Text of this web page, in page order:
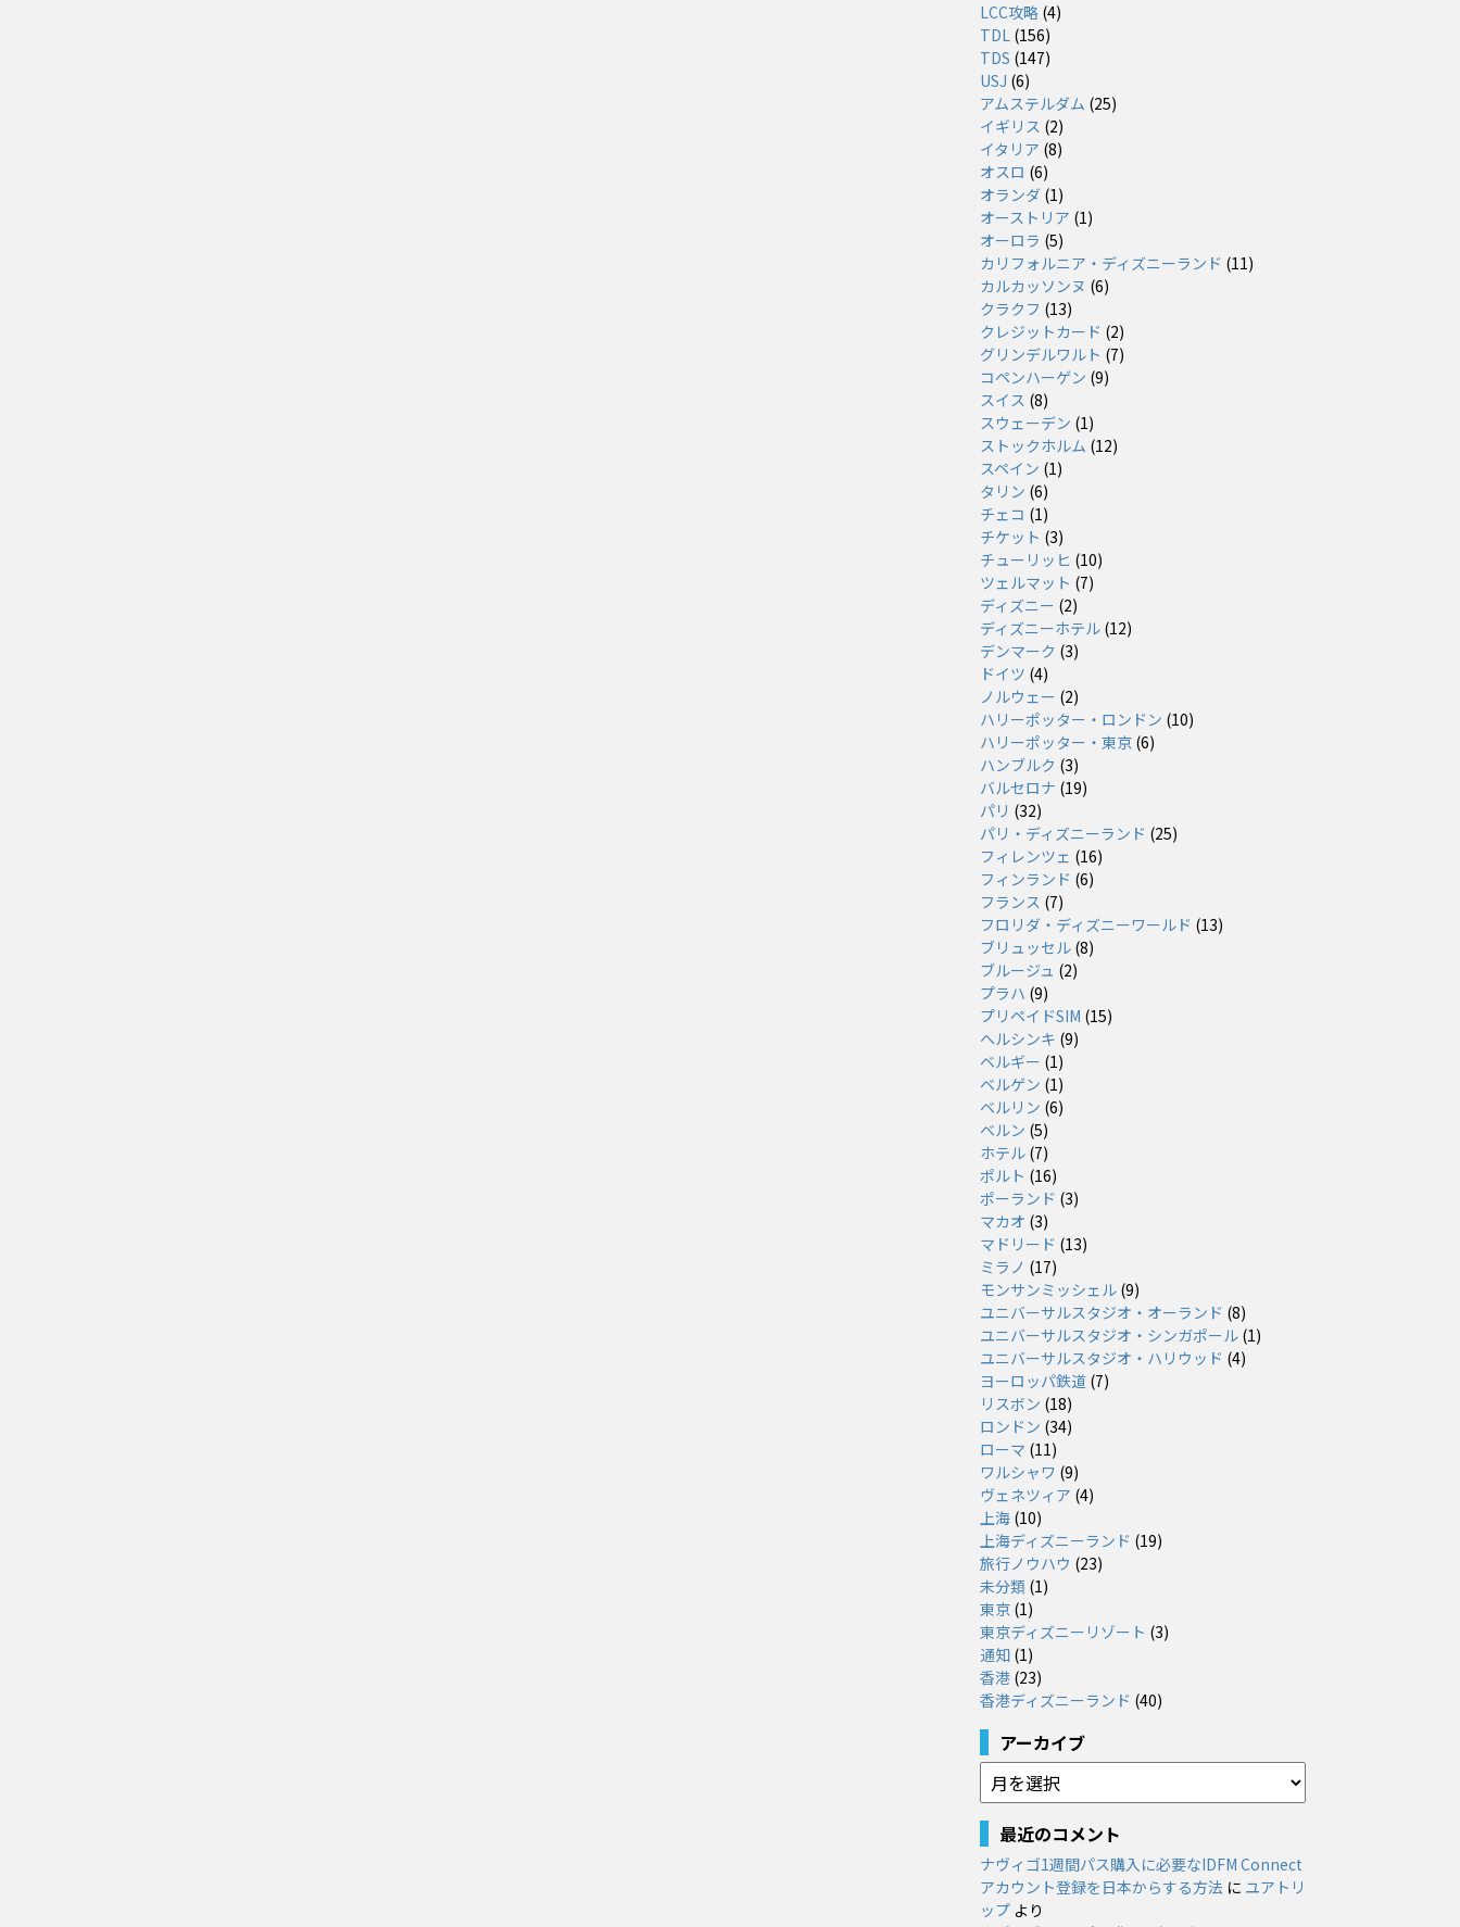
LCC攻略 (4)
TDL (156)
TDS (147)
USJ (6)
アムステルダム (25)
イギリス (2)
イタリア (8)
オスロ (6)
オランダ (1)
オーストリア (1)
オーロラ (5)
カリフォルニア・ディズニーランド (11)
カルカッソンヌ (6)
クラクフ (13)
クレジットカード (2)
グリンデルワルト (7)
コペンハーゲン (9)
スイス (8)
スウェーデン (1)
ストックホルム (12)
スペイン (1)
タリン (6)
チェコ (1)
チケット (3)
チューリッヒ (10)
ツェルマット (7)
ディズニー (2)
ディズニーホテル (12)
デンマーク (3)
ドイツ (4)
ノルウェー (2)
ハリーポッター・ロンドン (10)
ハリーポッター・東京 (6)
ハンブルク (3)
バルセロナ (19)
パリ (32)
パリ・ディズニーランド (25)
フィレンツェ (16)
フィンランド (6)
フランス (7)
フロリダ・ディズニーワールド (13)
ブリュッセル (8)
ブルージュ (2)
プラハ (9)
プリペイドSIM (15)
ヘルシンキ (9)
ベルギー (1)
ベルゲン (1)
ベルリン (6)
ベルン (5)
ホテル (7)
ポルト (16)
ポーランド (3)
マカオ (3)
マドリード (13)
ミラノ (17)
モンサンミッシェル (9)
ユニバーサルスタジオ・オーランド (8)
ユニバーサルスタジオ・シンガポール (1)
ユニバーサルスタジオ・ハリウッド (4)
ヨーロッパ鉄道 (7)
リスボン (18)
ロンドン (34)
ローマ (11)
ワルシャワ (9)
ヴェネツィア (4)
上海 (10)
上海ディズニーランド (19)
旅行ノウハウ (23)
未分類 (1)
東京 (1)
東京ディズニーリゾート (3)
通知 (1)
香港 (23)
香港ディズニーランド (40)
アーカイブ
ア
ー
カ
イ
ブ
最近のコメント
ナヴィゴ1週間パス購入に必要なIDFM Connect
アカウント登録を日本からする方法 に ユアトリ
ップ より